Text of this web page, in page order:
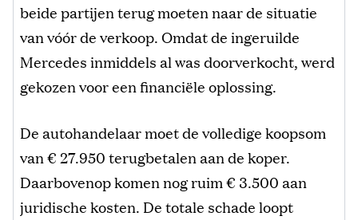
beide partijen terug moeten naar de situatie
van vóór de verkoop. Omdat de ingeruilde
Mercedes inmiddels al was doorverkocht, werd
gekozen voor een financiële oplossing.
De autohandelaar moet de volledige koopsom
van € 27.950 terugbetalen aan de koper.
Daarbovenop komen nog ruim € 3.500 aan
juridische kosten. De totale schade loopt